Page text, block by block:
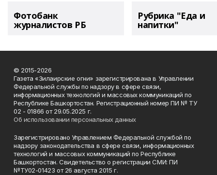
Фотобанк
журналистов РБ
Рубрика "Еда и
напитки"
© 2015-2026
Газета «Зилаирские огни» зарегистрирована в Управлении
Федеральной службы по надзору в сфере связи,
информационных технологий и массовых коммуникаций по
Республике Башкортостан. Регистрационный номер ПИ № ТУ
02 - 01866 от 29.05.2025 г.
Об использовании персональных данных
Зарегистрировано Управлением Федеральной службой по
надзору законодательства в сфере связи, информационных
технологий и массовых коммуникаций по Республике
Башкортостан. Свидетельство о регистрации СМИ: ПИ
№ТУ02-01423 от 26 августа 2015 г.